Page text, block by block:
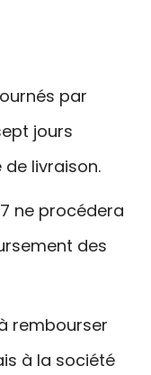
par
jours
livraison.
ne procédera
des
rembourser
à la société